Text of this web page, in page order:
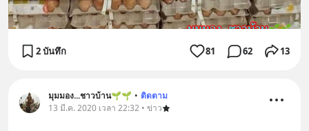
2 บันทึก 81 62 13
มุมมอง...ชาวบ้าน🌱🌱 • ติดตาม
13 มี.ค. 2020 เวลา 22:32 • ข่าว